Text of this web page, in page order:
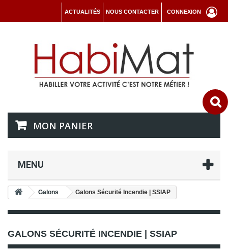
CONNEXION
NOUS CONTACTER
ACTUALITÉS
MON PANIER
MENU
Galons Galons Sécurité Incendie | SSIAP
GALONS SÉCURITÉ INCENDIE | SSIAP